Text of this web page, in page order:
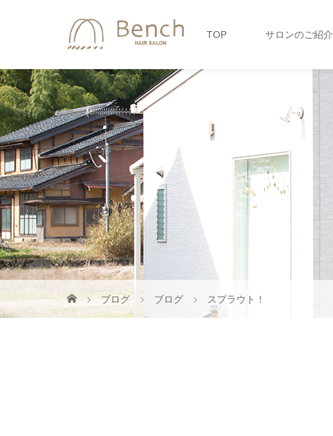
TOP サロンのご紹介
ブログ ブログ スプラウト！